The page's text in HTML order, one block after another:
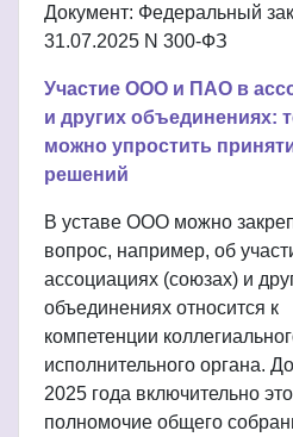
Документ: Федеральный
31.07.2025 N 300-ФЗ
Участие ООО и ПАО в
и других объединениях:
можно упростить
решений
В уставе ООО можно
вопрос, например, об
ассоциациях (союзах) и
объединениях относится к
компетенции
исполнительного органа.
2025 года включительно это
полномочие общего